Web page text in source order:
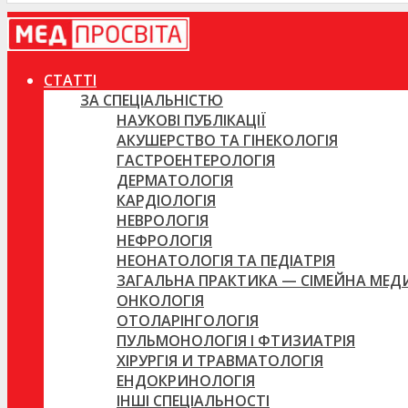
СТАТТІ
ЗА СПЕЦІАЛЬНІСТЮ
НАУКОВІ ПУБЛІКАЦІЇ
АКУШЕРСТВО ТА ГІНЕКОЛОГІЯ
ГАСТРОЕНТЕРОЛОГІЯ
ДЕРМАТОЛОГІЯ
КАРДІОЛОГІЯ
НЕВРОЛОГІЯ
НЕФРОЛОГІЯ
НЕОНАТОЛОГІЯ ТА ПЕДІАТРІЯ
ЗАГАЛЬНА ПРАКТИКА — СІМЕЙНА
ОНКОЛОГІЯ
ОТОЛАРІНГОЛОГІЯ
ПУЛЬМОНОЛОГІЯ І ФТИЗИАТРІЯ
ХІРУРГІЯ И ТРАВМАТОЛОГІЯ
ЕНДОКРИНОЛОГІЯ
ІНШІ СПЕЦІАЛЬНОСТІ